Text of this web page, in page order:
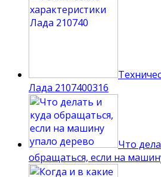
Лада 2107400316
Что
обращаться, если на